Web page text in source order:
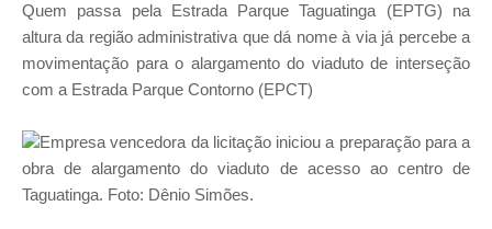
Quem passa pela Estrada Parque Taguatinga (EPTG) na
altura da região administrativa que dá nome à via já percebe a
movimentação para o alargamento do viaduto de interseção
com a Estrada Parque Contorno (EPCT)
Empresa vencedora da licitação iniciou a preparação para a
obra de alargamento do viaduto de acesso ao centro de
Taguatinga. Foto: Dênio Simões.